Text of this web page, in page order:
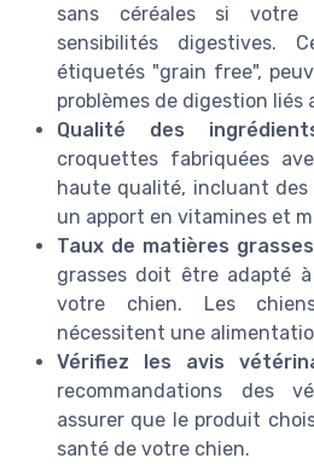
sans céréales si votre
sensibilités digestives.
étiquetés "grain free",
problèmes de digestion liés
Qualité des
croquettes fabriquées
haute qualité, incluant
un apport en vitamines et
Taux de matières
grasses doit être adapté
votre chien. Les
nécessitent une
Vérifiez les avis
recommandations des
assurer que le produit
santé de votre chien.